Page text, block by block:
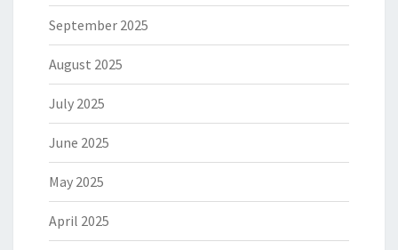
September 2025
August 2025
July 2025
June 2025
May 2025
April 2025